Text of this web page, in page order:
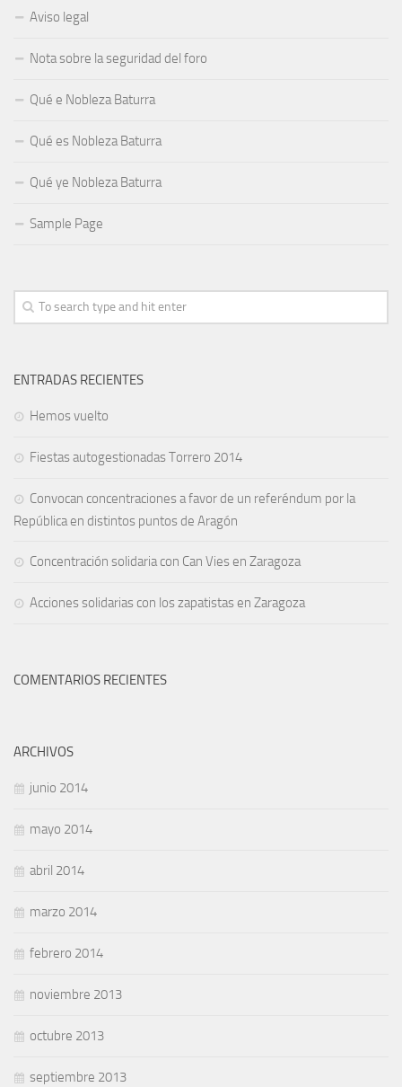
Aviso legal
Nota sobre la seguridad del foro
Qué e Nobleza Baturra
Qué es Nobleza Baturra
Qué ye Nobleza Baturra
Sample Page
ENTRADAS RECIENTES
Hemos vuelto
Fiestas autogestionadas Torrero 2014
Convocan concentraciones a favor de un referéndum por la
República en distintos puntos de Aragón
Concentración solidaria con Can Vies en Zaragoza
Acciones solidarias con los zapatistas en Zaragoza
COMENTARIOS RECIENTES
ARCHIVOS
junio 2014
mayo 2014
abril 2014
marzo 2014
febrero 2014
noviembre 2013
octubre 2013
septiembre 2013